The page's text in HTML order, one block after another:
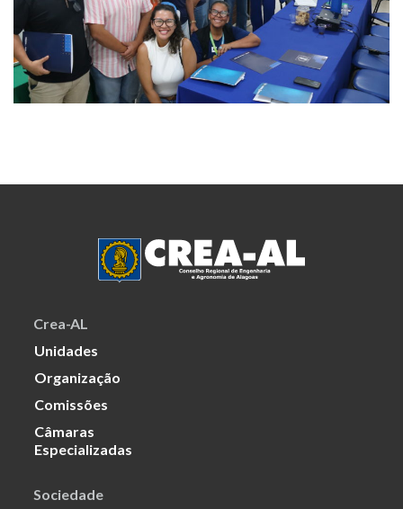
Crea-AL
Unidades
Organização
Comissões
Câmaras
Especializadas
Sociedade